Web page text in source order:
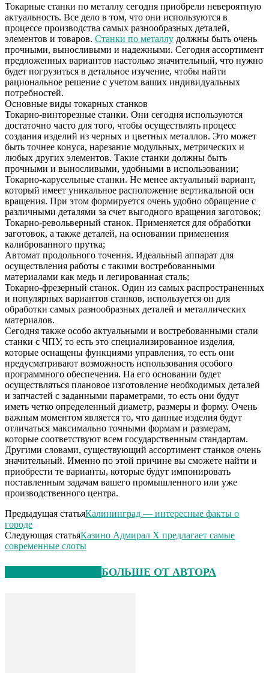
Токарные станки по металлу сегодня приобрели невероятную
актуальность. Все дело в том, что они используются в
процессе производства самых разнообразных деталей,
элементов и товаров. Станки по металлу должны быть очень
прочными, выносливыми и надежными. Сегодня ассортимент
предложенных вариантов настолько значительный, что нужно
будет погрузиться в детальное изучение, чтобы найти
рациональное решение с учетом ваших индивидуальных
потребностей.
Основные виды токарных станков
Токарно-винторезные станки. Они сегодня используются
достаточно часто для того, чтобы осуществлять процесс
создания изделий из черных и цветных металлов. Это может
быть точнее конуса, нарезание модульных, метрических и
любых других элементов. Такие станки должны быть
прочными и выносливыми, удобными в использовании;
Токарно-карусельные станки. Не менее актуальный вариант,
который имеет уникальное расположение вертикальной оси
вращения. При этом формируется очень удобно обращение с
различными деталями за счет выгодного вращения заготовок;
Токарно-револьверный станок. Применяется для обработки
заготовок, а также деталей, на основании применения
калиброванного прутка;
Автомат продольного точения. Идеальный аппарат для
осуществления работы с такими востребованными
материалами как медь и легированная сталь;
Токарно-фрезерный станок. Один из самых распространенных
и популярных вариантов станков, используется он для
обработки самых разнообразных деталей и металлических
материалов.
Сегодня также особо актуальными и востребованными стали
станки с ЧПУ, то есть это специализированное изделия,
которые оснащены функциями управления, то есть они
предусматривают возможность использования особого
программного обеспечения. На его основании будет
осуществляться плановое изготовление необходимых деталей
и запчастей с заданными параметрами, то есть они будут
иметь четко определенный диаметр, размеры и форму. Очень
важным моментом является то, что данные изделия будут
отличаться максимально точными формам и размерам,
которые соответствуют всем государственным стандартам.
Другими словами, существующий ассортимент станков очень
значительный. Именно по этой причине вы сможете найти и
приобрести те варианты, которые будут импонировать
поставленным задачам вашего промышленного или уже
производственного центра.
Предыдущая статьяКалининград — интересные факты о
городе
Следующая статьяКазино Адмирал X предлагает самые
современные слоты
БОЛЬШЕ ОТ АВТОРА